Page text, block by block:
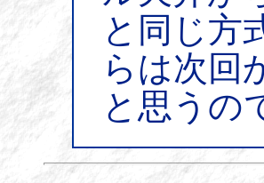
と同じ方
らは次回
と思う